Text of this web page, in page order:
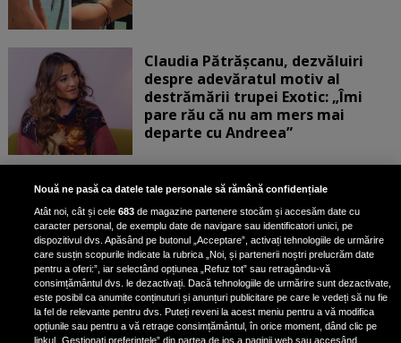
Claudia Pătrășcanu, dezvăluiri
despre adevăratul motiv al
destrămării trupei Exotic: „Îmi
pare rău că nu am mers mai
departe cu Andreea”
Scene incredibile! Ilinca Vandici a
pus mâna pe aparatul de
fotografiat al unui paparazzo și i l-
a aruncat la gunoi: „S-a dus la
poliție. Nu mai aveam aer”
Oana Moșneagu, mărturisiri
despre începutul relației cu Vlad
Nouă ne pasă ca datele tale personale să rămână confidențiale
Atât noi, cât și cele683 de magazine partenere stocăm și accesăm date cu
caracter personal, de exemplu date de navigare sau identificatori unici, pe
dispozitivul dvs. Apăsând pe butonul „Acceptare”, activați tehnologiile de urmărire
care susțin scopurile indicate la rubrica „Noi, și partenerii noștri prelucrăm date
pentru a oferi:”, iar selectând opțiunea „Refuz tot” sau retragându-vă
consimțământul dvs. le dezactivați. Dacă tehnologiile de urmărire sunt dezactivate,
este posibil ca anumite conținuturi și anunțuri publicitare pe care le vedeți să nu fie
la fel de relevante pentru dvs. Puteți reveni la acest meniu pentru a vă modifica
opțiunile sau pentru a vă retrage consimțământul, în orice moment, dând clic pe
linkul „Gestionați preferințele” din partea de jos a paginii web sau accesând